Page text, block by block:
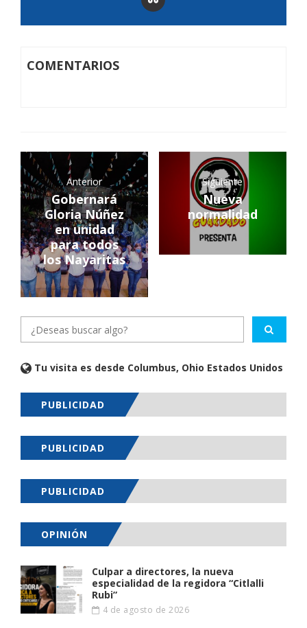
COMENTARIOS
Anterior
Gobernará
Gloria Núñez
en unidad
para todos
los Nayaritas
Siguiente
Nueva
normalidad
Tu visita es desde Columbus, Ohio Estados Unidos
PUBLICIDAD
PUBLICIDAD
PUBLICIDAD
OPINIÓN
Culpar a directores, la nueva
especialidad de la regidora “Citlalli
Rubi”
4 de agosto de 2026